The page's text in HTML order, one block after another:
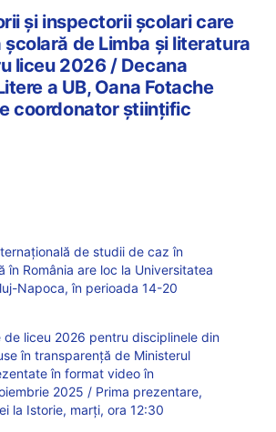
și inspectorii școlari care
de Limba și literatura
liceu 2026 / Decana
a UB, Oana Fotache
coordonator științific
de studii de caz în
în România are loc la Universitatea
Napoca, în perioada 14-20
de liceu 2026 pentru disciplinele din
în transparență de Ministerul
în format video în
2025 / Prima prezentare,
la Istorie, marți, ora 12:30